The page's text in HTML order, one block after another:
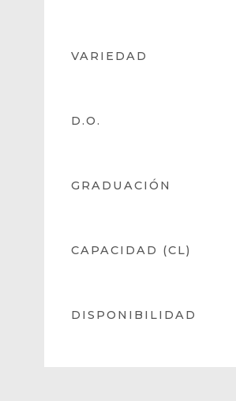
VARIEDAD
D.O.
GRADUACIÓN
CAPACIDAD (CL)
DISPONIBILIDAD